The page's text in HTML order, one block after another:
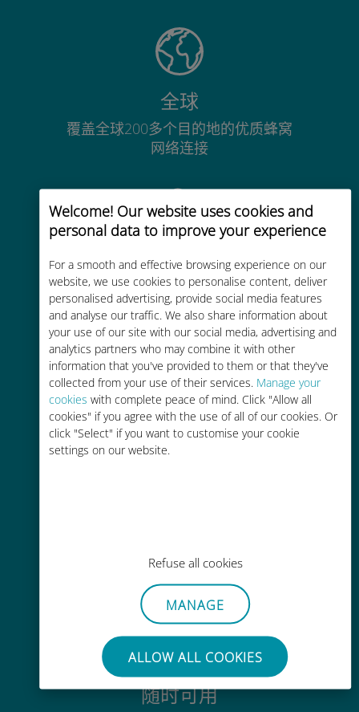
Welcome! Our website uses cookies and
personal data to improve your experience
For a smooth and effective browsing experience on our
website, we use cookies to personalise content, deliver
personalised advertising, provide social media features
and analyse our traffic. We also share information about
your use of our site with our social media, advertising and
analytics partners who may combine it with other
information that you've provided to them or that they've
collected from your use of their services. Manage your
cookies with complete peace of mind. Click "Allow all
cookies" if you agree with the use of all of our cookies. Or
click "Select" if you want to customise your cookie
settings on our website.
Refuse all cookies
MANAGE
ALLOW ALL COOKIES
全球
覆盖全球200多个目的地的优质蜂窝
网络连接
经济实惠
比现有运营商的漫游费便宜高达90%
轻松充值
通过Ubigi应用随时随地通话，即使
没有Wi-Fi或剩余流量也能畅聊
毫不费力
无需取出您现有的SIM卡
随时可用